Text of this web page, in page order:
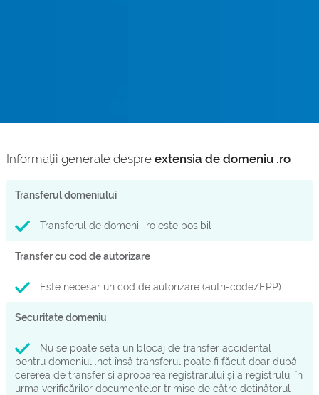
Informații generale despre extensia de domeniu .ro
Transferul domeniului
Transferul de domenii .ro este posibil
Transfer cu cod de autorizare
Este necesar un cod de autorizare (auth-code/EPP)
Securitate domeniu
Nu se poate seta un blocaj de transfer accidental
pentru domeniul .net însă transferul poate fi făcut doar după
cererea de transfer și aprobarea registrarului și a registrului în
urma verificărilor documentelor trimise de către detinătorul